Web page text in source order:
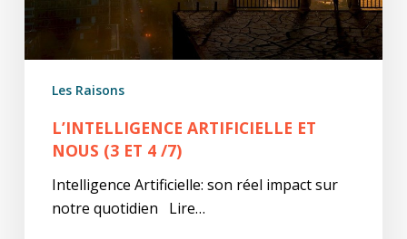
/7)
Les Raisons
L’INTELLIGENCE ARTIFICIELLE ET
NOUS (3 ET 4 /7)
Intelligence Artificielle: son réel impact sur
notre quotidien Lire…